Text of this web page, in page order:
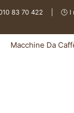
83 70 422 | 🕒 I
Macchine Da